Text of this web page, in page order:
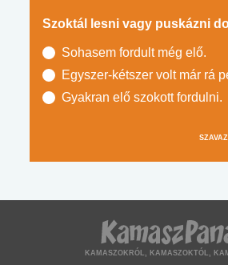
Szoktál lesni vagy puskázni
Sohasem fordult még elő.
Egyszer-kétszer volt már rá
Gyakran elő szokott fordulni.
KAMASZOKRÓL, KAMASZOKTÓL,